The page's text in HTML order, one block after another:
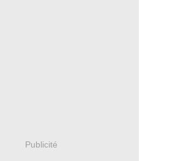
Publicité